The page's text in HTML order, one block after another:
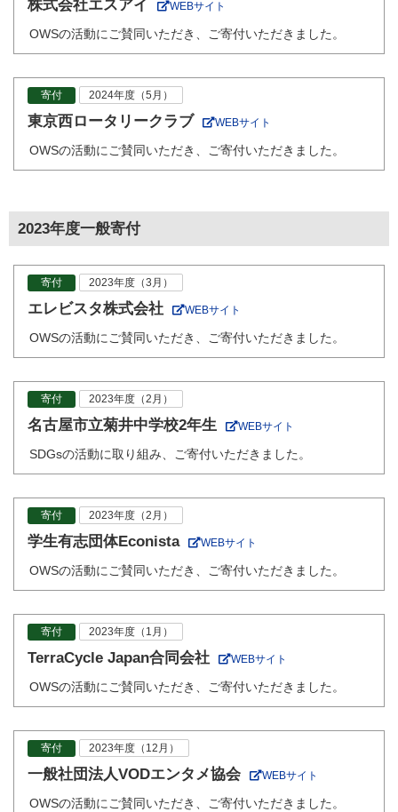
株式会社エスアイ WEBサイト
OWSの活動にご賛同いただき、ご寄付いただきました。
寄付 2024年度（5月）
東京西ロータリークラブ WEBサイト
OWSの活動にご賛同いただき、ご寄付いただきました。
2023年度一般寄付
寄付 2023年度（3月）
エレビスタ株式会社 WEBサイト
OWSの活動にご賛同いただき、ご寄付いただきました。
寄付 2023年度（2月）
名古屋市立菊井中学校2年生 WEBサイト
SDGsの活動に取り組み、ご寄付いただきました。
寄付 2023年度（2月）
学生有志団体Econista WEBサイト
OWSの活動にご賛同いただき、ご寄付いただきました。
寄付 2023年度（1月）
TerraCycle Japan合同会社 WEBサイト
OWSの活動にご賛同いただき、ご寄付いただきました。
寄付 2023年度（12月）
一般社団法人VODエンタメ協会 WEBサイト
OWSの活動にご賛同いただき、ご寄付いただきました。